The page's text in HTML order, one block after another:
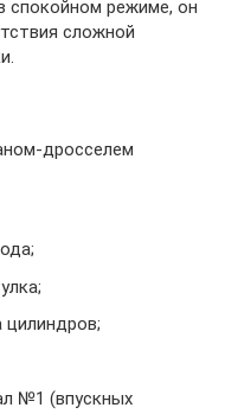
спокойном режиме, он
сложной
дросселем
цилиндров;
№1 (впускных